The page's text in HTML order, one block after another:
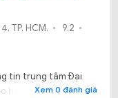
TP. HCM.
9.2
tin trung tâm Đại
học tại TP HCM.
Xem 0 đánh giá